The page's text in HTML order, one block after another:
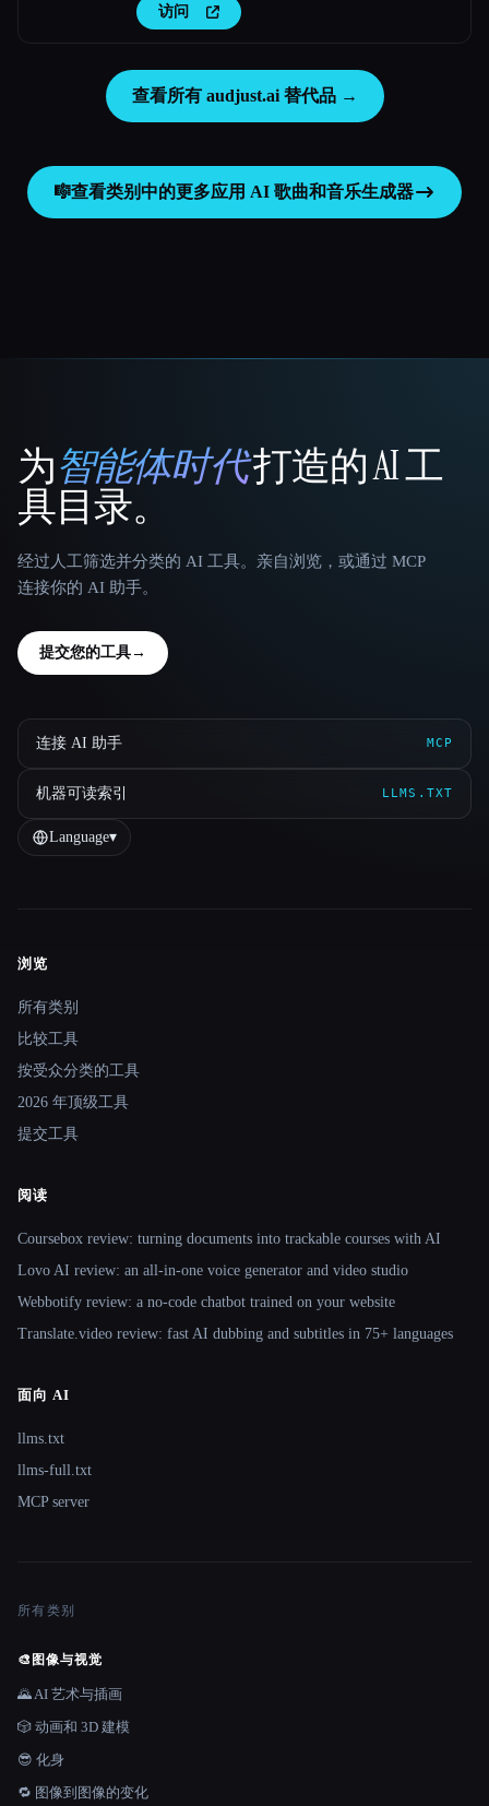
目上传到神奇的人工智能电台。
访问
查看所有 audjust.ai 替代品 →
🎼查看类别中的更多应用 AI 歌曲和音乐生成器
That AI Collection
为智能体时代打造的 AI 工
具目录。
经过人工筛选并分类的 AI 工具。亲自浏览，或通过 MCP
连接你的 AI 助手。
提交您的工具→
连接 AI 助手 MCP
机器可读索引 LLMS.TXT
Language▾
Site navigation
浏览
所有类别
比较工具
按受众分类的工具
2026 年顶级工具
提交工具
阅读
Coursebox review: turning documents into trackable courses with AI
Lovo AI review: an all-in-one voice generator and video studio
Webbotify review: a no-code chatbot trained on your website
Translate.video review: fast AI dubbing and subtitles in 75+ languages
面向 AI
llms.txt
llms-full.txt
MCP server
所有类别
🎨 图像与视觉
🌄 AI 艺术与插画
🎲 动画和 3D 建模
😎 化身
🔁 图像到图像的变化